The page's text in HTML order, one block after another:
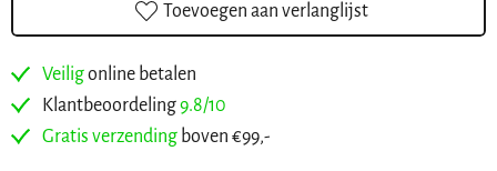
Toevoegen aan verlanglijst
Veiligonline betalen
Klantbeoordeling9.8/10
Gratis verzendingboven €99,-